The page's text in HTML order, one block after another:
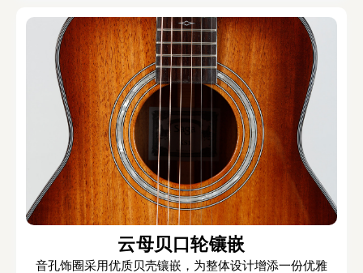
云母贝口轮镶嵌
音孔饰圈采用优质贝壳镶嵌，为整体设计增添一份优雅